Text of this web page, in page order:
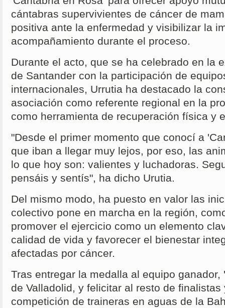
cántabras supervivientes de cáncer de
positiva ante la enfermedad y visibilizar la
acompañamiento durante el proceso.
Durante el acto, que se ha celebrado en la
de Santander con la participación de
internacionales, Urrutia ha destacado la
asociación como referente regional en la
como herramienta de recuperación física y
"Desde el primer momento que conocí a
que iban a llegar muy lejos, por eso, las
lo que hoy son: valientes y luchadoras.
pensáis y sentís", ha dicho Urutia.
Del mismo modo, ha puesto en valor las
colectivo pone en marcha en la región,
promover el ejercicio como un elemento
calidad de vida y favorecer el bienestar
afectadas por cáncer.
Tras entregar la medalla al equipo
de Valladolid, y felicitar al resto de
competición de traineras en aguas de la